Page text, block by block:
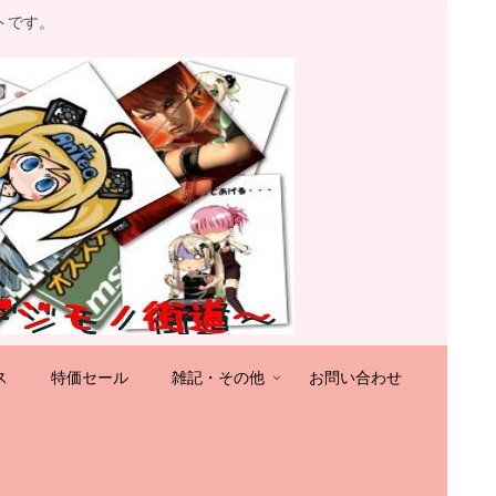
す。
特価セール 雑記・その他 お問い合わせ